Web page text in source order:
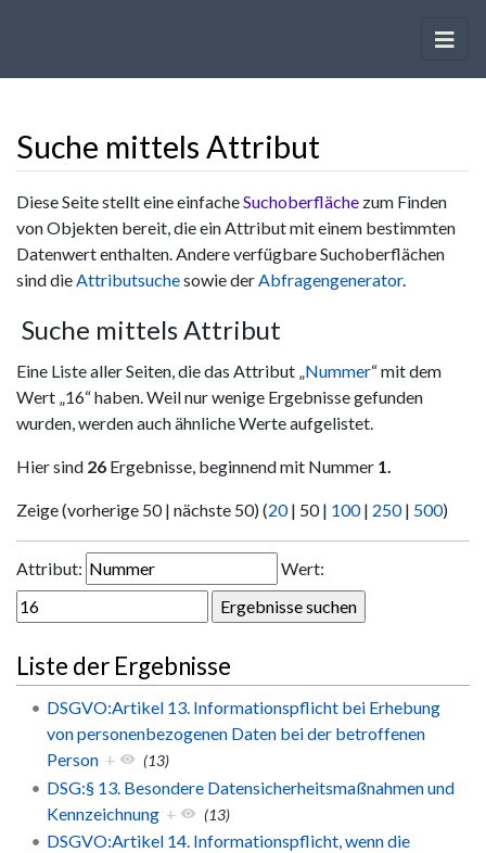
Suche mittels Attribut
Wechseln zu:Navigation,Suche
Diese Seite stellt eine einfacheSuchoberfläche zum Finden
von Objekten bereit, die ein Attribut mit einem bestimmten
Datenwert enthalten. Andere verfügbare Suchoberflächen
sind dieAttributsuchesowie derAbfragengenerator.
Suche mittels Attribut
Eine Liste aller Seiten, die das Attribut „Nummer“ mit dem
Wert „16“ haben. Weil nur wenige Ergebnisse gefunden
wurden, werden auch ähnliche Werte aufgelistet.
Hier sind 26 Ergebnisse, beginnend mit Nummer 1.
Zeige (vorherige 50 | nächste 50) (20| 50| 100| 250| 500)
Attribut: Wert:
Liste der Ergebnisse
DSGVO:Artikel 13. Informationspflicht bei Erhebung
von personenbezogenen Daten bei der betroffenen
Person + (13)
DSG:§ 13. Besondere Datensicherheitsmaßnahmen und
Kennzeichnung + (13)
DSGVO:Artikel 14. Informationspflicht, wenn die